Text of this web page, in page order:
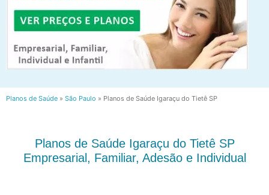
Planos de Saúde » São Paulo » Planos de Saúde Igaraçu do Tietê SP
Planos de Saúde Igaraçu do Tietê SP
Empresarial, Familiar, Adesão e Individual